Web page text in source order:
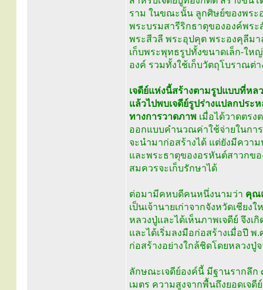
ราม ในขณะนั้น ลูกศิษย์ของพระ
พระบรมสารีริกธาตุขององค์พร
พระสีวลี พระอุปคุต พระองคุลีม
เก็บพระพุทธรูปทั้งขนาดเล็ก-ให
องค์ รวมทั้งใช้เก็บวัตถุโบราณต่
เจดีย์แห่งนี้สร้างตามรูปแบบที่หล
แล้วไปพบเจดีย์รูปร่างแปลกปร
ทางการวาดภาพ เมื่อได้วาดตร
ออกแบบคำนวณค่าใช้จ่ายในการ
จะนำมาก่อสร้างได้ แต่ยังมีควา
และพระธาตุของอรหันต์สาวกข
สมควรจะเก็บรักษาได้
ต่อมามีคหบดีคนหนึ่งนามว่า คุณ
เป็นเจ้านายเก่าจากจังหวัดเชีย
หลวงปู่และได้เห็นภาพเจดีย์ จึงเ
และได้เริ่มลงมือก่อสร้างเมื่อปี
ก่อสร้างอย่างใกล้ชิดโดยหลวงปู่
ลักษณะเจดีย์องค์นี้ มีฐานรากลึก
เมตร ความสูงจากพื้นถึงยอดเจ